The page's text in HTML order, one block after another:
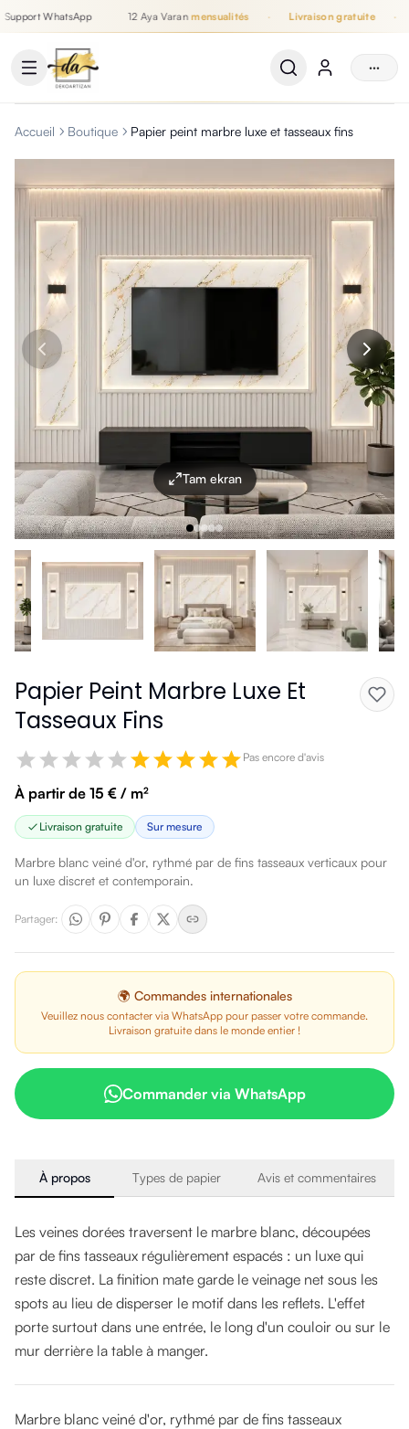
WhatsApp 12 Aya Varan mensualités Livraison gratuite
···
Accueil Boutique Papier peint marbre luxe et tasseaux fins
Tam ekran
Papier Peint Marbre Luxe Et
Tasseaux Fins
Pas encore d'avis
À partir de 15 € / m²
Livraison gratuite Sur mesure
Marbre blanc veiné d'or, rythmé par de fins tasseaux verticaux pour
un luxe discret et contemporain.
Partager:
🌍 Commandes internationales
Veuillez nous contacter via WhatsApp pour passer votre commande.
Livraison gratuite dans le monde entier !
Commander via WhatsApp
À propos Types de papier Avis et commentaires
Les veines dorées traversent le marbre blanc, découpées
par de fins tasseaux régulièrement espacés : un luxe qui
reste discret. La finition mate garde le veinage net sous les
spots au lieu de disperser le motif dans les reflets. L'effet
porte surtout dans une entrée, le long d'un couloir ou sur le
mur derrière la table à manger.
Marbre blanc veiné d'or, rythmé par de fins tasseaux